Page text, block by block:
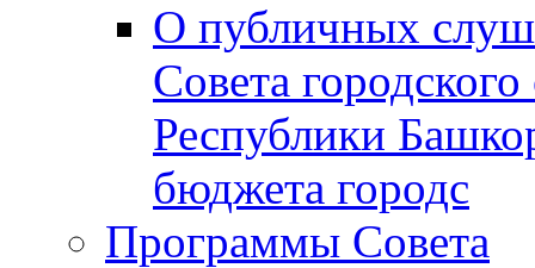
О публичных
Совета
Республики
бюджета городс
Программы Совета